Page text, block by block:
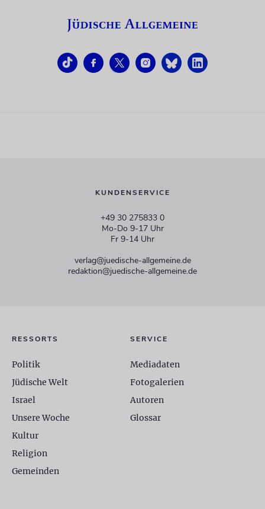
KUNDENSERVICE
+49 30 275833 0
Mo-Do 9-17 Uhr
Fr 9-14 Uhr
verlag@juedische-allgemeine.de
redaktion@juedische-allgemeine.de
RESSORTS
Politik
Jüdische Welt
Israel
Unsere Woche
Kultur
Religion
Gemeinden
SERVICE
Mediadaten
Fotogalerien
Autoren
Glossar